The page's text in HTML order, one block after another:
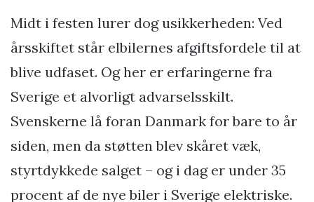
Midt i festen lurer dog usikkerheden: Ved
årsskiftet står elbilernes afgiftsfordele til at
blive udfaset. Og her er erfaringerne fra
Sverige et alvorligt advarselsskilt.
Svenskerne lå foran Danmark for bare to år
siden, men da støtten blev skåret væk,
styrtdykkede salget – og i dag er under 35
procent af de nye biler i Sverige elektriske.